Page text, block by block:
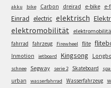
akku bike Carbon dreirad e-bike e-
Einrad electric elektrisch
elektromobilität
fahrrad
fahrzeug Firewheel flite
Inmotion jetboard Kingsong
schnee Segway serie 2 Skateboard
urban wasserfahrrad Wasserfahrzeug